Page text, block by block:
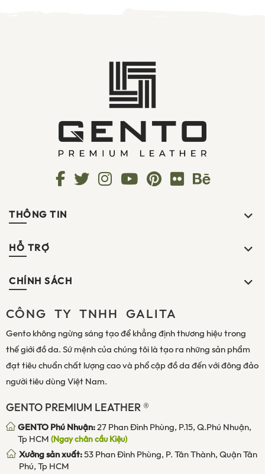
THÔNG TIN
HỖ TRỢ
CHÍNH SÁCH
CÔNG TY TNHH GALITA
Gento không ngừng sáng tạo để khẳng định thương hiệu trong
thế giới đồ da. Sứ mệnh của chúng tôi là tạo ra những sản phẩm
đạt tiêu chuẩn chất lượng cao và phổ cập đồ da đến với đông đảo
người tiêu dùng Việt Nam.
GENTO PREMIUM LEATHER ®
GENTO Phú Nhuận:27 Phan Đình Phùng, P.15, Q.Phú Nhuận,
Tp HCM (Ngay chân cầu Kiệu)
Xưởng sản xuất:53 Phan Đình Phùng, P. Tân Thành, Quận Tân
Phú, Tp HCM